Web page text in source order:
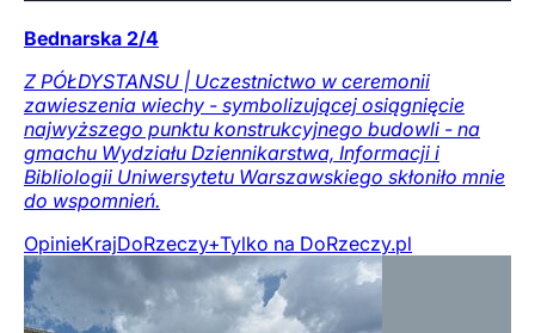
Bednarska 2/4
Z PÓŁDYSTANSU | Uczestnictwo w ceremonii
zawieszenia wiechy - symbolizującej osiągnięcie
najwyższego punktu konstrukcyjnego budowli - na
gmachu Wydziału Dziennikarstwa, Informacji i
Bibliologii Uniwersytetu Warszawskiego skłoniło mnie
do wspomnień.
OpinieKrajDoRzeczy+Tylko na DoRzeczy.pl